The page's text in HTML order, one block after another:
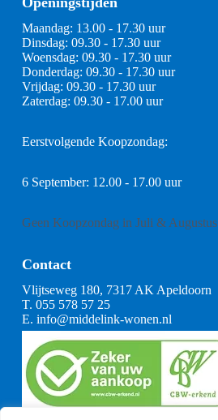
Maandag: 13.00 - 17.30 uur
Dinsdag: 09.30 - 17.30 uur
Woensdag: 09.30 - 17.30 uur
Donderdag: 09.30 - 17.30 uur
Vrijdag: 09.30 - 17.30 uur
Zaterdag: 09.30 - 17.00 uur
Eerstvolgende Koopzondag:
6 September: 12.00 - 17.00 uur
Geen Koopzondag in Juli & Augustus
Contact
Vlijtseweg 180, 7317 AK Apeldoorn
T. 055 578 57 25
E. info@middelink-wonen.nl